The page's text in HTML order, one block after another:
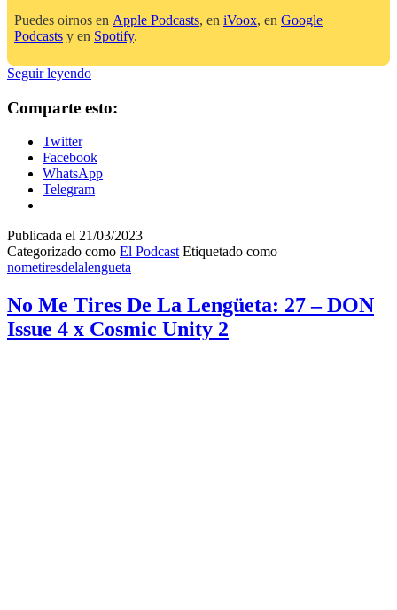
Puedes oirnos en Apple Podcasts, en iVoox, en Google
Podcasts y en Spotify.
Seguir leyendoNo
Tires
Lengüeta:
28
–
Luka
x
Zion
2
Comparte esto:
Twitter
Facebook
WhatsApp
Telegram
Publicada el 21/03/2023
Categorizado como El Podcast Etiquetado como
nometiresdelalengueta
No Me Tires De La Lengüeta: 27 – DON
Issue 4 x Cosmic Unity 2